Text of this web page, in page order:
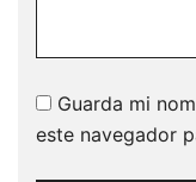
Guarda mi
este navegador